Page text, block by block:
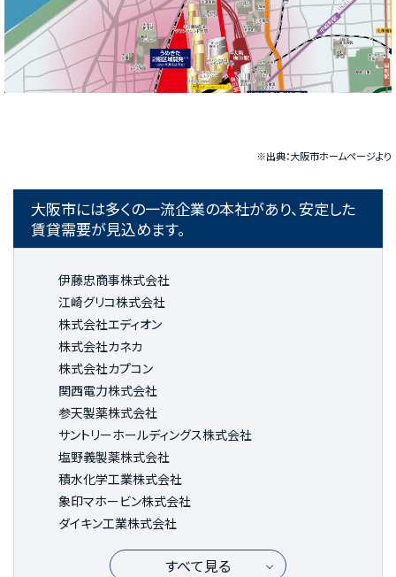
※出典：大阪市ホームページより
大阪市には多くの一流企業の本社があり、安定した
賃貸需要が見込めます。
伊藤忠商事株式会社
江崎グリコ株式会社
株式会社エディオン
株式会社カネカ
株式会社カプコン
関西電力株式会社
参天製薬株式会社
サントリーホールディングス株式会社
塩野義製薬株式会社
積水化学工業株式会社
象印マホービン株式会社
ダイキン工業株式会社
すべて見る